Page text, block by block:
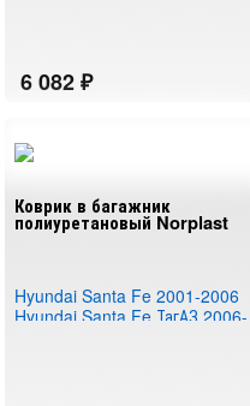
Коврик в багажник
полиуретановый Norplast
Hyundai Santa Fe 2001-2006
Hyundai Santa Fe ТагАЗ 2006-